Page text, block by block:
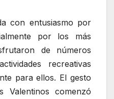
con entusiasmo por
por los más
de números
recreativas
para ellos. El gesto
Valentinos comenzó